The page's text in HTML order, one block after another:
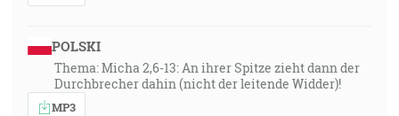
POLSKI
Thema: Micha 2,6-13: An ihrer Spitze zieht dann der
Durchbrecher dahin (nicht der leitende Widder)!
MP3